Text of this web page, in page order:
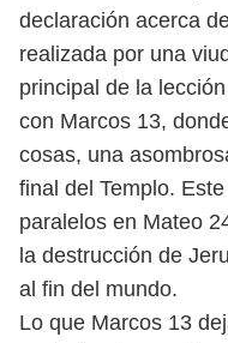
declaración acerca
realizada por una
principal de la
con Marcos 13,
cosas, una
final del Templo.
paralelos en Mateo
la destrucción de
al fin del mundo.
Lo que Marcos 13